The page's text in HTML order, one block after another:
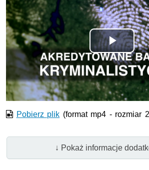
Pobierz plik (format mp4 - rozmiar
↓ Pokaż informacje